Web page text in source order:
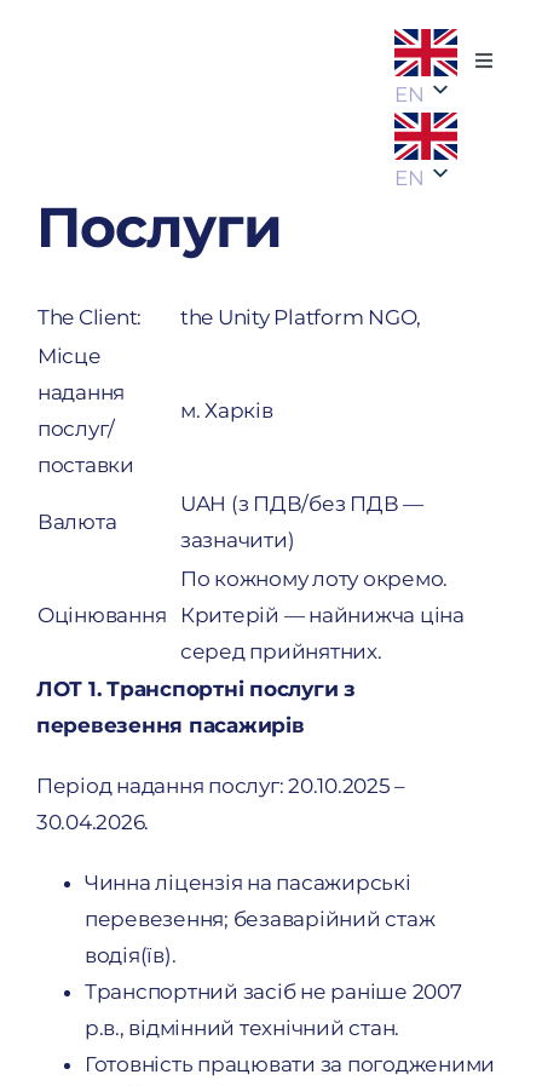
EN
EN
Toggle
Послуги
The Client:
the Unity Platform NGO,
Місце
надання
послуг/
поставки
м. Харків
Валюта
UAH (з ПДВ/без ПДВ —
зазначити)
Оцінювання
По кожному лоту окремо.
Критерій — найнижча ціна
серед прийнятних.
ЛОТ 1. Транспортні послуги з
перевезення пасажирів
Період надання послуг: 20.10.2025 –
30.04.2026.
Чинна ліцензія на пасажирські
перевезення; безаварійний стаж
водія(їв).
Транспортний засіб не раніше 2007
р.в., відмінний технічний стан.
Готовність працювати за погодженими